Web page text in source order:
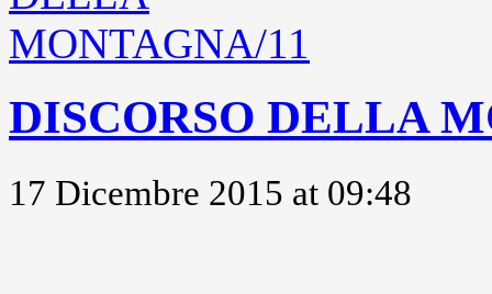
DISCORSO DELLA
17 Dicembre 2015 at 09:48